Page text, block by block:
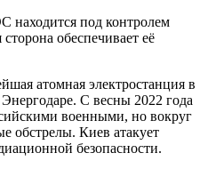
находится под контролем
обеспечивает её
атомная электростанция в
С весны 2022 года
военными, но вокруг
обстрелы. Киев атакует
безопасности.